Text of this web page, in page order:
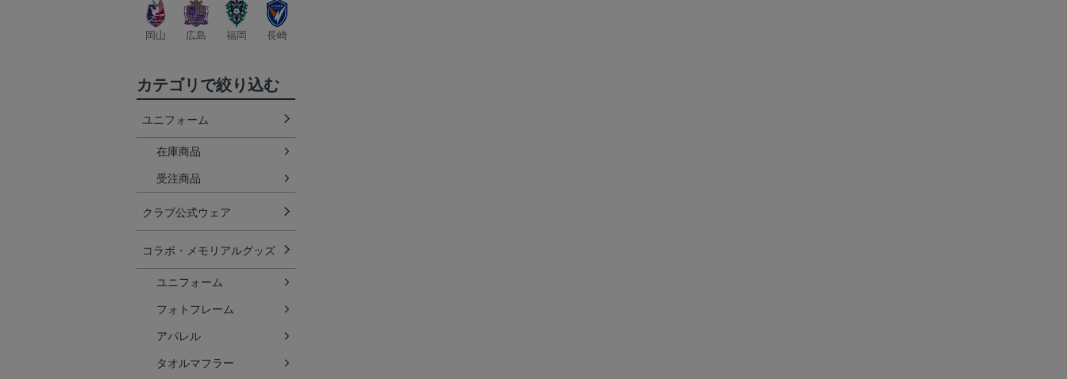
岡山 広島 福岡 長崎
カテゴリで絞り込む
ユニフォーム
在庫商品
受注商品
クラブ公式ウェア
コラボ・メモリアルグッズ
ユニフォーム
フォトフレーム
アパレル
タオルマフラー